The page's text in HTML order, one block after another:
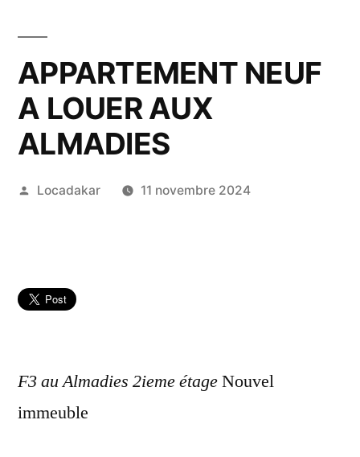
APPARTEMENT NEUF
A LOUER AUX
ALMADIES
Publié
Locadakar 11 novembre 2024
F3 au Almadies 2ieme étageNouvel
immeuble